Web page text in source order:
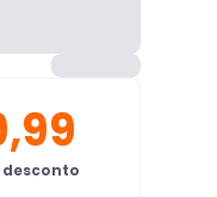
desconto